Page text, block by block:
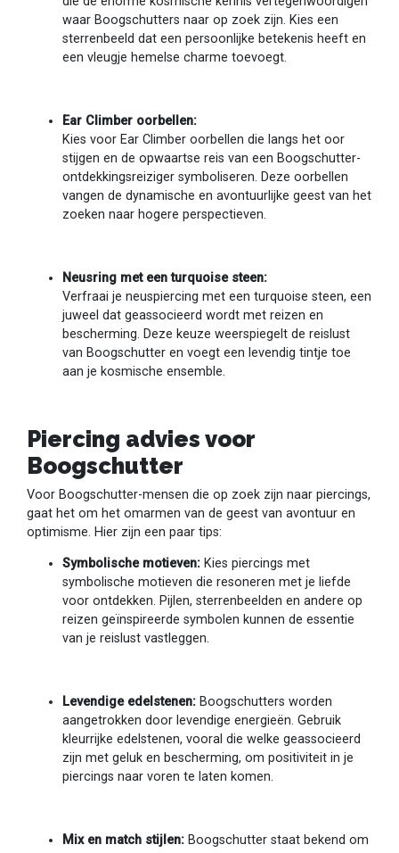
waar Boogschutters naar op zoek zijn. Kies een
sterrenbeeld dat een persoonlijke betekenis heeft en
een vleugje hemelse charme toevoegt.
Ear Climber oorbellen:
Kies voor Ear Climber oorbellen die langs het oor
stijgen en de opwaartse reis van een Boogschutter-
ontdekkingsreiziger symboliseren. Deze oorbellen
vangen de dynamische en avontuurlijke geest van het
zoeken naar hogere perspectieven.
Neusring met een turquoise steen:
Verfraai je neuspiercing met een turquoise steen, een
juweel dat geassocieerd wordt met reizen en
bescherming. Deze keuze weerspiegelt de reislust
van Boogschutter en voegt een levendig tintje toe
aan je kosmische ensemble.
Piercing advies voor
Boogschutter
Voor Boogschutter-mensen die op zoek zijn naar piercings,
gaat het om het omarmen van de geest van avontuur en
optimisme. Hier zijn een paar tips:
Symbolische motieven: Kies piercings met
symbolische motieven die resoneren met je liefde
voor ontdekken. Pijlen, sterrenbeelden en andere op
reizen geïnspireerde symbolen kunnen de essentie
van je reislust vastleggen.
Levendige edelstenen: Boogschutters worden
aangetrokken door levendige energieën. Gebruik
kleurrijke edelstenen, vooral die welke geassocieerd
zijn met geluk en bescherming, om positiviteit in je
piercings naar voren te laten komen.
Mix en match stijlen: Boogschutter staat bekend om